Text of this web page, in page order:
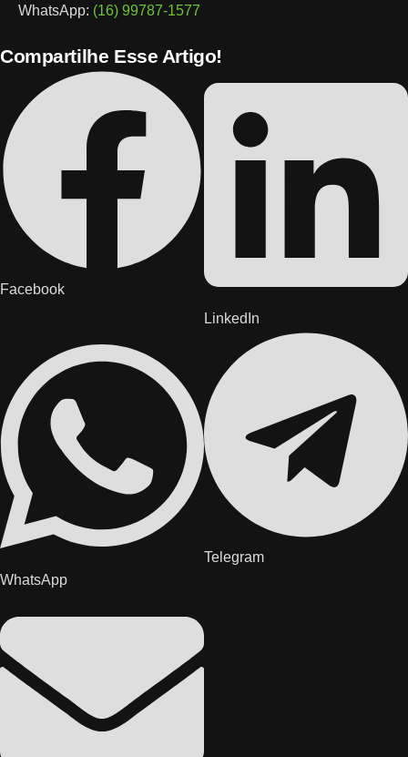
WhatsApp: (16) 99787-1577
Compartilhe Esse Artigo!
Facebook
LinkedIn
WhatsApp
Telegram